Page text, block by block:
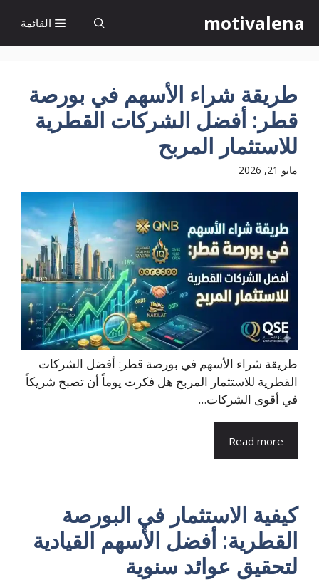
إلى
المحتوى
motivalena القائمة
طريقة شراء الأسهم في بورصة
قطر: أفضل الشركات القطرية
للاستثمار المربح
مايو 21, 2026
طريقة شراء الأسهم في بورصة قطر: أفضل الشركات
القطرية للاستثمار المربح هل فكرت يوماً أن تصبح شريكاً
في أقوى الشركات...
Read more
كيفية الاستثمار في البورصة
القطرية: أفضل الأسهم القيادية
لتحقيق عوائد سنوية